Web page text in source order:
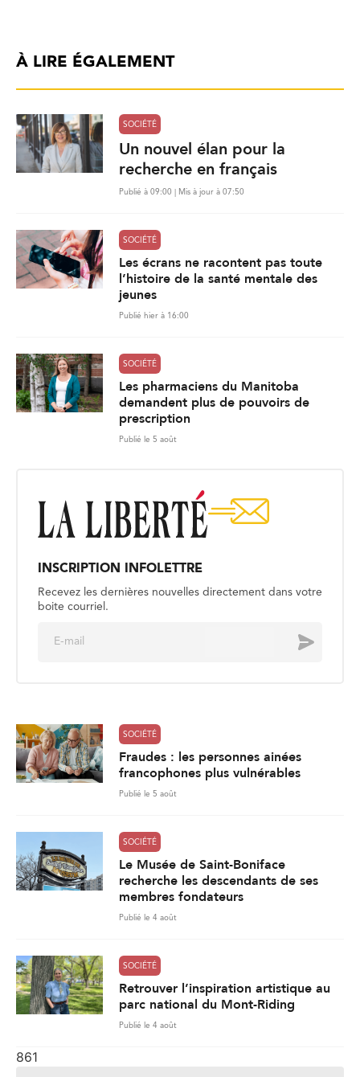
À LIRE ÉGALEMENT
SOCIÉTÉ
Un nouvel élan pour la
recherche en français
Publié à 09:00 | Mis à jour à 07:50
SOCIÉTÉ
Les écrans ne racontent pas toute
l’histoire de la santé mentale des
jeunes
Publié hier à 16:00
SOCIÉTÉ
Les pharmaciens du Manitoba
demandent plus de pouvoirs de
prescription
Publié le 5 août
INSCRIPTION INFOLETTRE
Recevez les dernières nouvelles directement dans votre
boite courriel.
Envoyer
SOCIÉTÉ
Fraudes : les personnes ainées
francophones plus vulnérables
Publié le 5 août
SOCIÉTÉ
Le Musée de Saint-Boniface
recherche les descendants de ses
membres fondateurs
Publié le 4 août
SOCIÉTÉ
Retrouver l’inspiration artistique au
parc national du Mont-Riding
Publié le 4 août
861